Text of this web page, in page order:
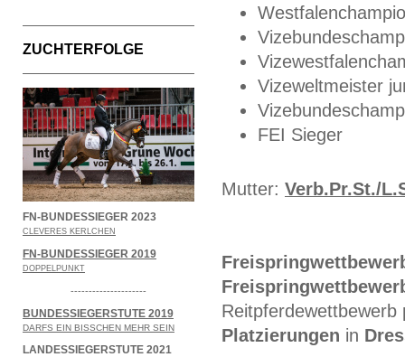
Vizeweltmeister
FEI Sieger
Mutter: Verb.Pr.St./
Reitpferdewettbewerb
Platzierungen in
ZUCHTERFOLGE
FN-BUNDESSIEGER 2023
CLEVERES KERLCHEN
FN-BUNDESSIEGER 2019
DOPPELPUNKT
---------------------
BUNDESSIEGERSTUTE 2019
DARFS EIN BISSCHEN MEHR SEIN
LANDESSIEGERSTUTE 2021